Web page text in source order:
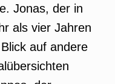
Jonas, der in
als vier Jahren
auf andere